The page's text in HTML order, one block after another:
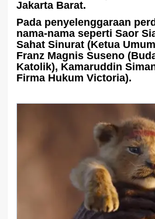
Jakarta Barat.
Pada penyelenggaraan
nama-nama seperti Saor
Sahat Sinurat (Ketua
Franz Magnis Suseno
Katolik), Kamaruddin
Firma Hukum Victoria).